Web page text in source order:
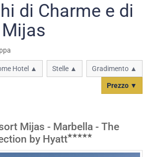
di Charme e di
Hotel ▲ Stelle ▲ Gradimento ▲
Prezzo ▼
Mijas - Marbella - The
by Hyatt